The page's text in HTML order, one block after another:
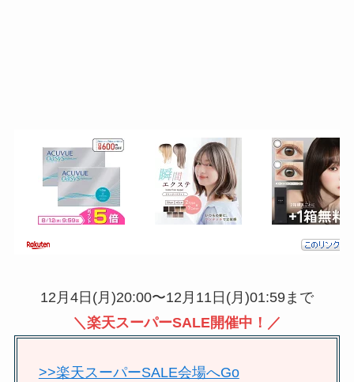
12月4日(月)20:00〜12月11日(月)01:59まで
＼楽天スーパーSALE開催中！／
>>楽天スーパーSALE会場へGo